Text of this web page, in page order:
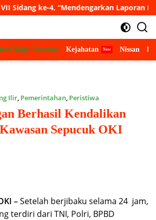
ke-4, “Mendengarkan Laporan Hasil
Maju Bersama Kejahatan Nissan
Ilir, Pemerintahan, Peristiwa
Berhasil Kendalikan
Sepucuk OKI
–Setelah berjibaku selama 24 jam,
terdiri dari TNI, Polri, BPBD